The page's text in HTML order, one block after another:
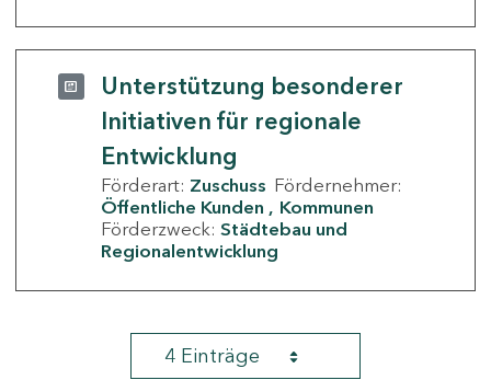
Unterstützung besonderer
Initiativen für regionale
Entwicklung
Förderart: Zuschuss Fördernehmer:
Öffentliche Kunden
Kommunen
Förderzweck: Städtebau und
Regionalentwicklung
4 Einträge